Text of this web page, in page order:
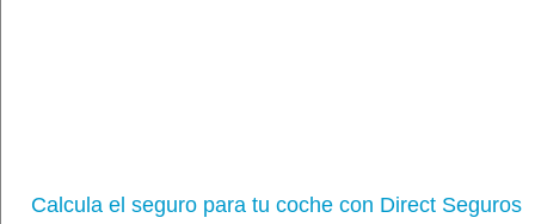
Calcula el seguro para tu coche con Direct Seguros